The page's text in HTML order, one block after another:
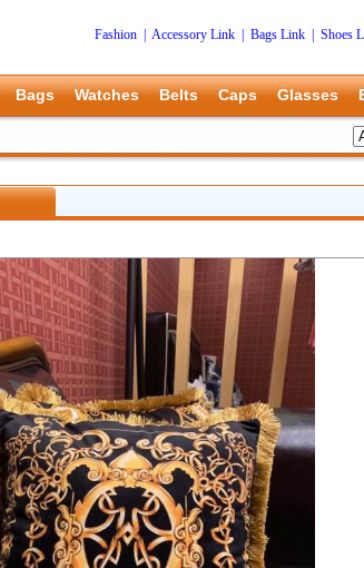
Fashion Accessory Link Bags Link
Shoes
Bags Watches Belts Caps Glasses
上一张